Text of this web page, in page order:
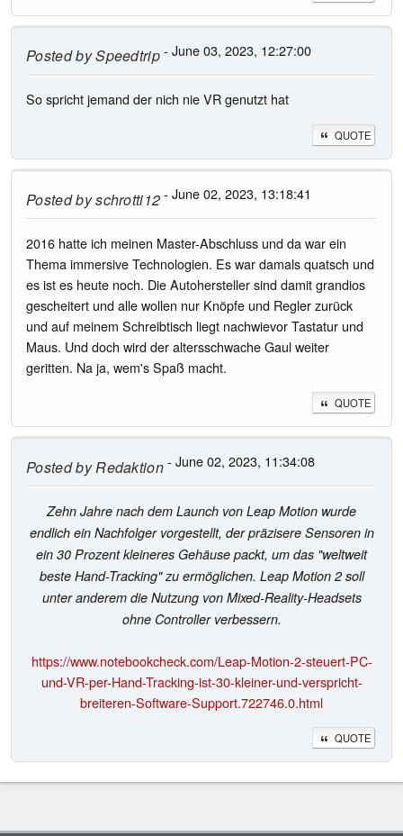
Posted bySpeedtrip- June 03, 2023, 12:27:00
So spricht jemand der nich nie VR genutzt hat
QUOTE
Posted byschrotti12- June 02, 2023, 13:18:41
2016 hatte ich meinen Master-Abschluss und da war ein
Thema immersive Technologien. Es war damals quatsch und
es ist es heute noch. Die Autohersteller sind damit grandios
gescheitert und alle wollen nur Knöpfe und Regler zurück
und auf meinem Schreibtisch liegt nachwievor Tastatur und
Maus. Und doch wird der altersschwache Gaul weiter
geritten. Na ja, wem's Spaß macht.
QUOTE
Posted byRedaktion- June 02, 2023, 11:34:08
Zehn Jahre nach dem Launch von Leap Motion wurde
endlich ein Nachfolger vorgestellt, der präzisere Sensoren in
ein 30 Prozent kleineres Gehäuse packt, um das "weltweit
beste Hand-Tracking" zu ermöglichen. Leap Motion 2 soll
unter anderem die Nutzung von Mixed-Reality-Headsets
ohne Controller verbessern.
https://www.notebookcheck.com/Leap-Motion-2-steuert-PC-
und-VR-per-Hand-Tracking-ist-30-kleiner-und-verspricht-
breiteren-Software-Support.722746.0.html
QUOTE